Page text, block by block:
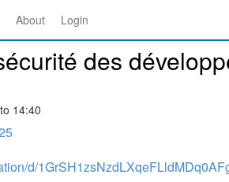
About Login
des
14:40
d/